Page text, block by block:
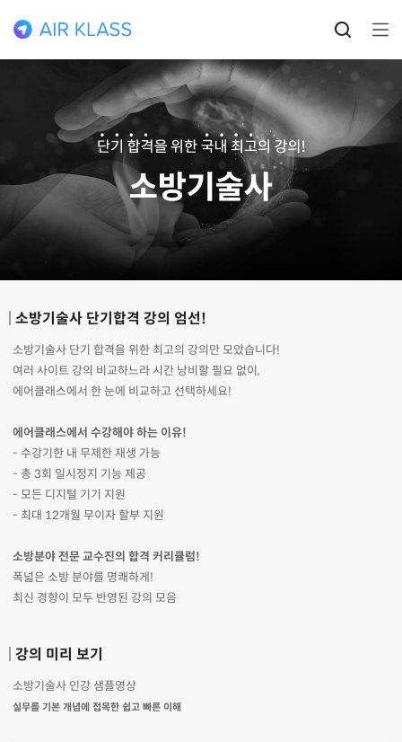
소방기술사 단기합격 강의 엄선!
소방기술사 단기 합격을 위한 최고의 강의만 모았습니다!
여러 사이트 강의 비교하느라 시간 낭비할 필요 없이,
에어클래스에서 한 눈에 비교하고 선택하세요!
에어클래스에서 수강해야 하는 이유!
- 수강기한 내 무제한 재생 가능
- 총 3회 일시정지 기능 제공
- 모든 디지털 기기 지원
- 최대 12개월 무이자 할부 지원
소방분야 전문 교수진의 합격 커리큘럼!
폭넓은 소방 분야를 명쾌하게!
최신 경향이 모두 반영된 강의 모음
강의 미리 보기
소방기술사 인강 샘플영상
실무를 기본 개념에 접목한 쉽고 빠른 이해